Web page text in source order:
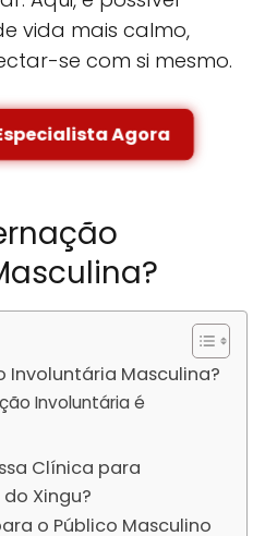
vida mais calmo,
se com si mesmo.
Agora
Involuntária Masculina?
Involuntária é
Clínica para
Xingu?
o Público Masculino